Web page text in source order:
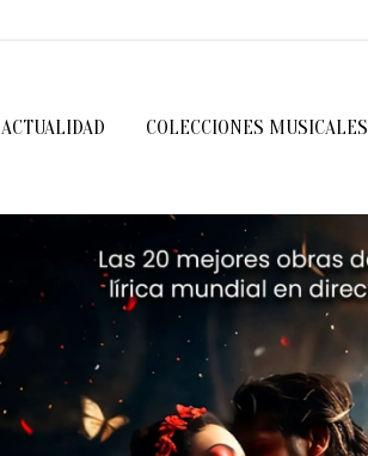
ACTUALIDAD COLECCIONES MUSICALES